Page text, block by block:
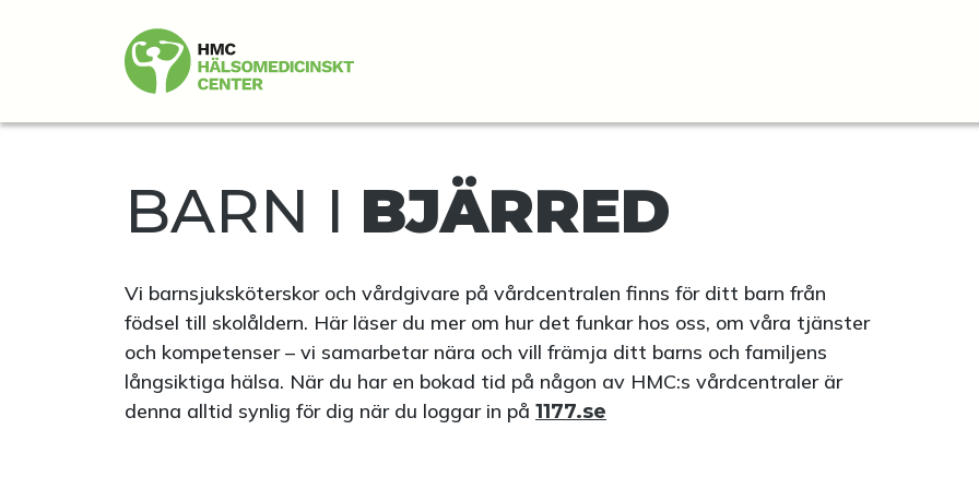
BARN I BJÄRRED
Vi barnsjuksköterskor och vårdgivare på vårdcentralen finns för ditt barn från
födsel till skolåldern. Här läser du mer om hur det funkar hos oss, om våra tjänster
och kompetenser – vi samarbetar nära och vill främja ditt barns och familjens
långsiktiga hälsa. När du har en bokad tid på någon av HMC:s vårdcentraler är
denna alltid synlig för dig när du loggar in på 1177.se